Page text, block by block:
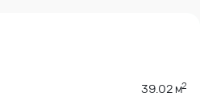
39.02 м2